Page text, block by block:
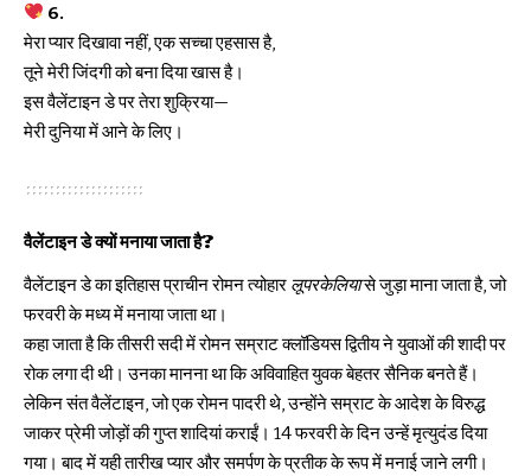
6.
मेरा प्यार दिखावा नहीं, एक सच्चा एहसास है,
तूने मेरी जिंदगी को बना दिया खास है।
इस वैलेंटाइन डे पर तेरा शुक्रिया—
मेरी दुनिया में आने के लिए।
वैलेंटाइन डे क्यों मनाया जाता है?
वैलेंटाइन डे का इतिहास प्राचीन रोमन त्योहार लूपरकेलियासे जुड़ा माना जाता है, जो
फरवरी के मध्य में मनाया जाता था।
कहा जाता है कि तीसरी सदी में रोमन सम्राट क्लॉडियस द्वितीय ने युवाओं की शादी पर
रोक लगा दी थी। उनका मानना था कि अविवाहित युवक बेहतर सैनिक बनते हैं।
लेकिन संत वैलेंटाइन, जो एक रोमन पादरी थे, उन्होंने सम्राट के आदेश के विरुद्ध
जाकर प्रेमी जोड़ों की गुप्त शादियां कराईं। 14 फरवरी के दिन उन्हें मृत्युदंड दिया
गया। बाद में यही तारीख प्यार और समर्पण के प्रतीक के रूप में मनाई जाने लगी।